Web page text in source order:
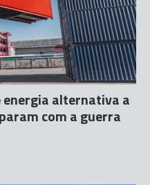
energia alternativa a
com a guerra